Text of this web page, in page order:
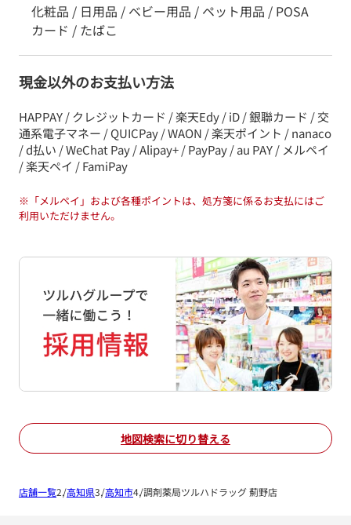
化粧品 / 日用品 / ベビー用品 / ペット用品 / POSA
カード / たばこ
現金以外のお支払い方法
HAPPAY / クレジットカード / 楽天Edy / iD / 銀聯カード / 交
通系電子マネー / QUICPay / WAON / 楽天ポイント / nanaco
/ d払い / WeChat Pay / Alipay+ / PayPay / au PAY / メルペイ
/ 楽天ペイ / FamiPay
※ 「メルペイ」および各種ポイントは、処方箋に係るお支払にはご
利用いただけません。
地図検索に切り替える
店舗一覧 高知県 高知市 調剤薬局ツルハドラッグ 薊野店